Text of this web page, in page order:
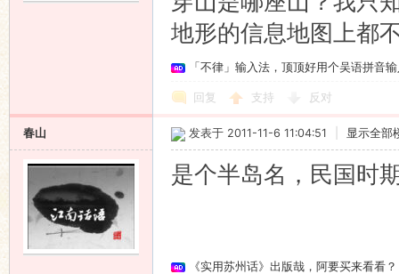
地形的信息地图上都
「不律」输入法，顶顶好用个吴语拼音
回复 支持 反对
春山 发表于 2011-11-6 11:04:51 显示全部
是个半岛名，民国时
《实用苏州话》出版哉，阿要买来看看？